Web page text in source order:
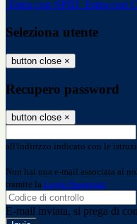
Entra con SPID Entra con
Seleziona utente
button close ×
Recupero password
button close ×
all'indirizzo indicato con le
Non hai una e-mail associata al
tramite la Login Spaggiari
E-mail inviata, si prega di